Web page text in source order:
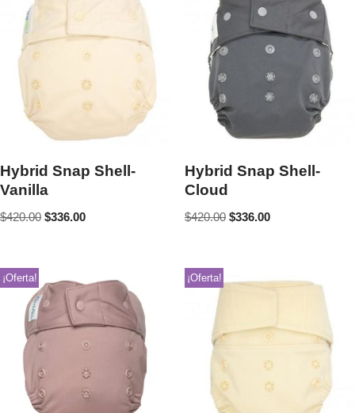
Hybrid Snap Shell-
Vanilla
$420.00 $336.00
Hybrid Snap Shell-
Cloud
$420.00 $336.00
¡Oferta! ¡Oferta!